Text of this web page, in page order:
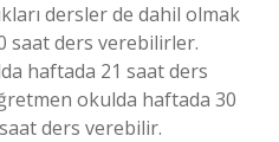
dersler de dahil olmak
saat ders verebilirler.
haftada 21 saat ders
okulda haftada 30
ders verebilir.